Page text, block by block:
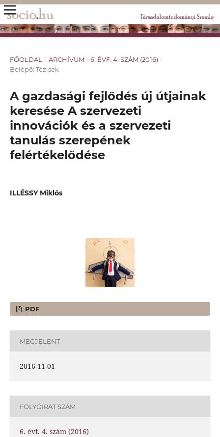
FŐOLDAL / ARCHÍVUM / 6. ÉVF. 4. SZÁM (2016) /
Belépő: Tézisek
A gazdasági fejlődés új útjainak
keresése A szervezeti
innovációk és a szervezeti
tanulás szerepének
felértékelődése
ILLÉSSY Miklós
PDF
MEGJELENT
2016-11-01
FOLYÓIRAT SZÁM
6. évf. 4. szám (2016)